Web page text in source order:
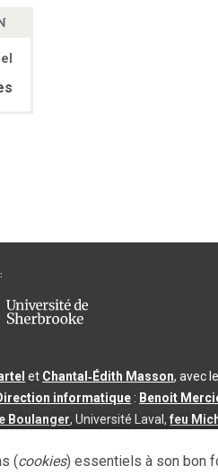
et Chantal‑Édith Masson, avec
informatique : Benoit
Boulanger, Université Laval,feu
|3.2.2- Dernière mise à jour du
(cookies) essentiels à son bon